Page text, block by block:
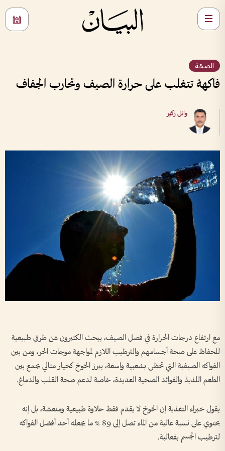
الصحّة
فاكهة تتغلب على حرارة الصيف وتحارب الجفاف
وائل زكير
مع ارتفاع درجات الحرارة في فصل الصيف، يبحث الكثيرون عن طرق طبيعية
للحفاظ على صحة أجسامهم والترطيب اللازم لمواجهة موجات الحر، ومن بين
الفواكه الصيفية التي تحظى بشعبية واسعة، يبرز الخوخ كخيار مثالي يجمع بين
الطعم اللذيذ والفوائد الصحية العديدة، خاصة لدعم صحة القلب والدماغ.
يقول خبراء التغذية إن الخوخ لا يقدم فقط حلاوة طبيعية ومنعشة، بل إنه
يحتوي على نسبة عالية من الماء تصل إلى 89 % ما يجعله أحد أفضل الفواكه
لترطيب الجسم بفعالية.